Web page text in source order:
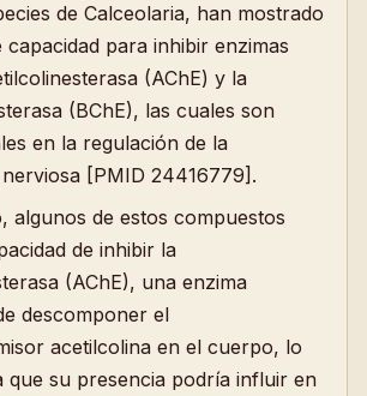
de Calceolaria, han mostrado
capacidad para inhibir enzimas
(AChE) y la
(BChE), las cuales son
en la regulación de la
[PMID 24416779].
algunos de estos compuestos
de inhibir la
(AChE), una enzima
descomponer el
acetilcolina en el cuerpo, lo
que su presencia podría influir en